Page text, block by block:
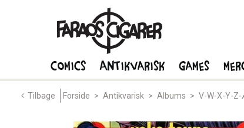
Tilbage Forside > Antikvarisk > Albums > V-W-X-Y-
Comics Antikvarisk Games